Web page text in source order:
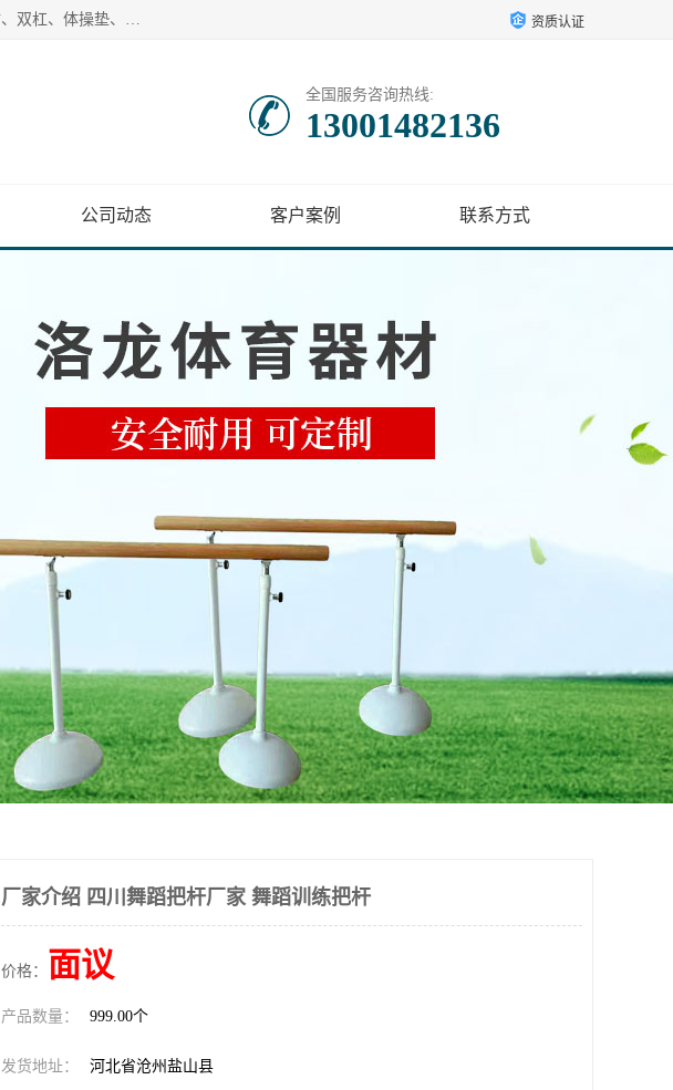
【1分钟前更新】盐山洛龙体育器材销售有限公司批量供应：300米障碍器材、400米障碍器材、部队训练器材、双杠、体操垫、舞蹈把杆等产品。盐山洛龙体育器材销售有限公司经过多年的发展，集研发，生产，销售，售后服务为一体. 奉行“质量，信誉，服务”的宗旨，以开拓创新的精神和真诚守信的态度积极进取。 资质认证
全国服务咨询热线:
13001482136
公司动态 客户案例 联系方式
厂家介绍 四川舞蹈把杆厂家 舞蹈训练把杆
价格： 面议
产品数量： 999.00个
发货地址： 河北省沧州盐山县